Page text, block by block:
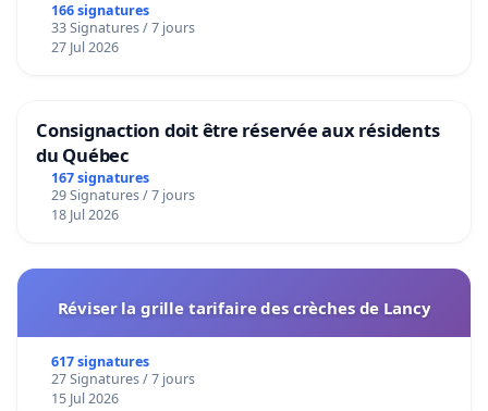
166 signatures
33 Signatures / 7 jours
27 Jul 2026
Consignaction doit être réservée aux résidents
du Québec
167 signatures
29 Signatures / 7 jours
18 Jul 2026
Réviser la grille tarifaire des crèches de Lancy
617 signatures
27 Signatures / 7 jours
15 Jul 2026